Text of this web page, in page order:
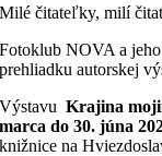
Milé čitateľky, milí
Fotoklub NOVA a
prehliadku autorskej
VýstavuKrajina
marca do 30. júna
knižnice na